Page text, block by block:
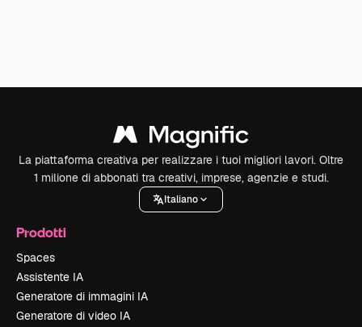
La piattaforma creativa per realizzare i tuoi migliori lavori. Oltre
1 milione di abbonati tra creativi, imprese, agenzie e studi.
Italiano
Prodotti
Spaces
Assistente IA
Generatore di immagini IA
Generatore di video IA